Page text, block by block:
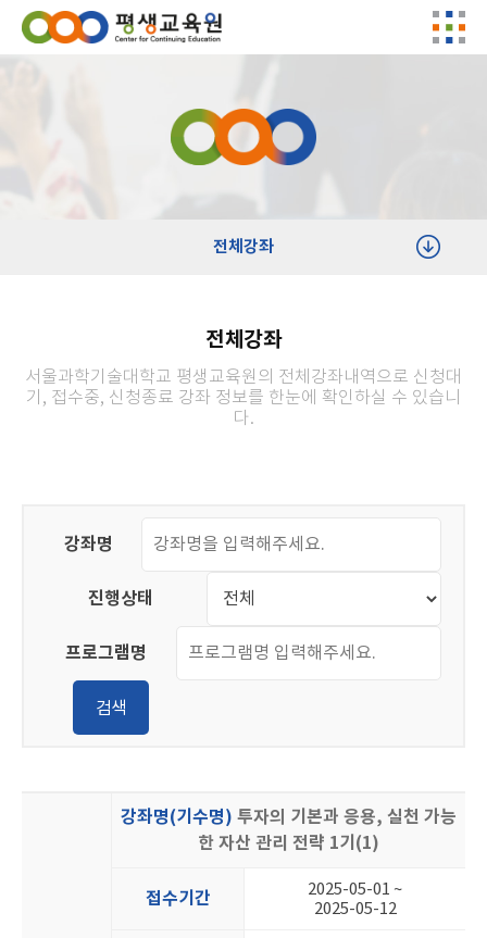
전체강좌
전체강좌
서울과학기술대학교 평생교육원의 전체강좌내역으로 신청대
기, 접수중, 신청종료 강좌 정보를 한눈에 확인하실 수 있습니
다.
강좌명
진행상태
프로그램명
검색
강좌명(기수명) 투자의 기본과 응용, 실천 가능
한 자산 관리 전략 1기(1)
접수기간
2025-05-01 ~
2025-05-12